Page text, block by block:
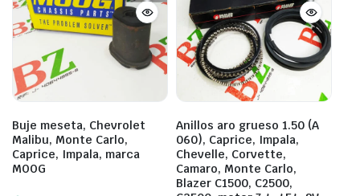
Buje meseta, Chevrolet
Malibu, Monte Carlo,
Caprice, Impala, marca
MOOG
Anillos aro grueso 1.50 (A
060), Caprice, Impala,
Chevelle, Corvette,
Camaro, Monte Carlo,
Blazer C1500, C2500,